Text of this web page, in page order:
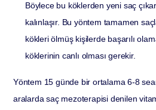
Böylece bu köklerden yeni saç
kalınlaşır. Bu yöntem tamamen
kökleri ölmüş kişilerde başarılı
köklerinin canlı olması gerekir.
Yöntem 15 günde bir ortalama 6-8
aralarda saç mezoterapisi denilen